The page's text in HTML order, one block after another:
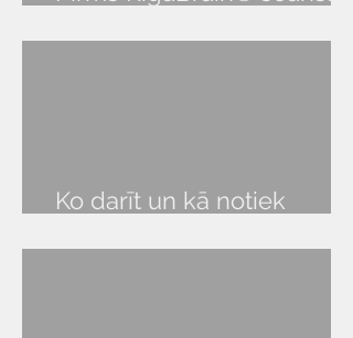
Ko darīt un kā notiek